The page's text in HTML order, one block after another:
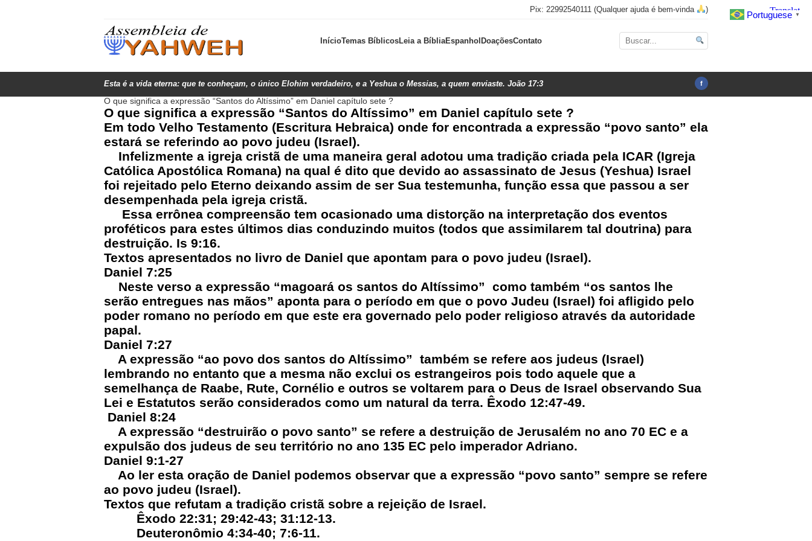
Pix: 22992540111 (Qualquer ajuda é bem-vinda )
InícioTemas BíblicosLeia a BíbliaEspanholDoaçõesContato
Esta é a vida eterna: que te conheçam, o único Elohim verdadeiro, e a Yeshua o Messias, a quem enviaste. João 17:3 f
O que significa a expressão “Santos do Altíssimo” em Daniel capítulo sete ?
O que significa a expressão “Santos do Altíssimo” em Daniel capítulo sete ?
Em todo Velho Testamento (Escritura Hebraica) onde for encontrada a expressão “povo santo” ela
estará se referindo ao povo judeu (Israel).
Infelizmente a igreja cristã de uma maneira geral adotou uma tradição criada pela ICAR (Igreja
Católica Apostólica Romana) na qual é dito que devido ao assassinato de Jesus (Yeshua) Israel
foi rejeitado pelo Eterno deixando assim de ser Sua testemunha, função essa que passou a ser
desempenhada pela igreja cristã.
Essa errônea compreensão tem ocasionado uma distorção na interpretação dos eventos
proféticos para estes últimos dias conduzindo muitos (todos que assimilarem tal doutrina) para
destruição. Is 9:16.
Textos apresentados no livro de Daniel que apontam para o povo judeu (Israel).
Daniel 7:25
Neste verso a expressão “magoará os santos do Altíssimo” como também “os santos lhe
serão entregues nas mãos” aponta para o período em que o povo Judeu (Israel) foi afligido pelo
poder romano no período em que este era governado pelo poder religioso através da autoridade
papal.
Daniel 7:27
A expressão “ao povo dos santos do Altíssimo” também se refere aos judeus (Israel)
lembrando no entanto que a mesma não exclui os estrangeiros pois todo aquele que a
semelhança de Raabe, Rute, Cornélio e outros se voltarem para o Deus de Israel observando Sua
Lei e Estatutos serão considerados como um natural da terra. Êxodo 12:47-49.
Daniel 8:24
A expressão “destruirão o povo santo” se refere a destruição de Jerusalém no ano 70 EC e a
expulsão dos judeus de seu território no ano 135 EC pelo imperador Adriano.
Daniel 9:1-27
Ao ler esta oração de Daniel podemos observar que a expressão “povo santo” sempre se refere
ao povo judeu (Israel).
Textos que refutam a tradição cristã sobre a rejeição de Israel.
Êxodo 22:31; 29:42-43; 31:12-13.
Deuteronômio 4:34-40; 7:6-11.
Portuguese ▼